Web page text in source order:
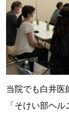
当院でも白井医
「そけい部ヘ